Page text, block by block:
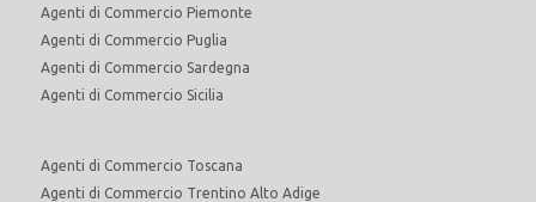
Agenti di Commercio Piemonte
Agenti di Commercio Puglia
Agenti di Commercio Sardegna
Agenti di Commercio Sicilia
Agenti di Commercio Toscana
Agenti di Commercio Trentino Alto Adige